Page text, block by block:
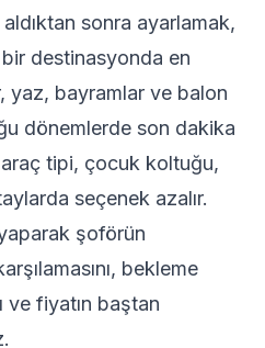
sonra ayarlamak,
destinasyonda en
yaz, bayramlar ve balon
dönemlerde son dakika
tipi, çocuk koltuğu,
seçenek azalır.
şoförün
bekleme
ve fiyatın baştan